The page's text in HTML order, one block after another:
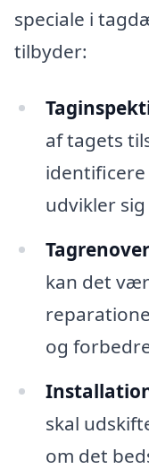
speciale i
tilbyder:
af tagets
udvikler
kan det
og
skal
om det